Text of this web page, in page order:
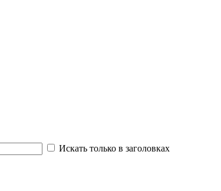
Искать только в заголовках